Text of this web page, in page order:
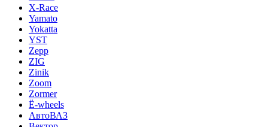
X-Race
Yamato
Yokatta
YST
Zepp
ZIG
Zinik
Zoom
Zormer
Ё-wheels
АвтоВАЗ